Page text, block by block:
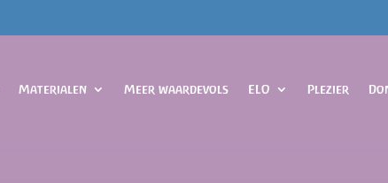
Materialen Meer waardevols ELO Plezier